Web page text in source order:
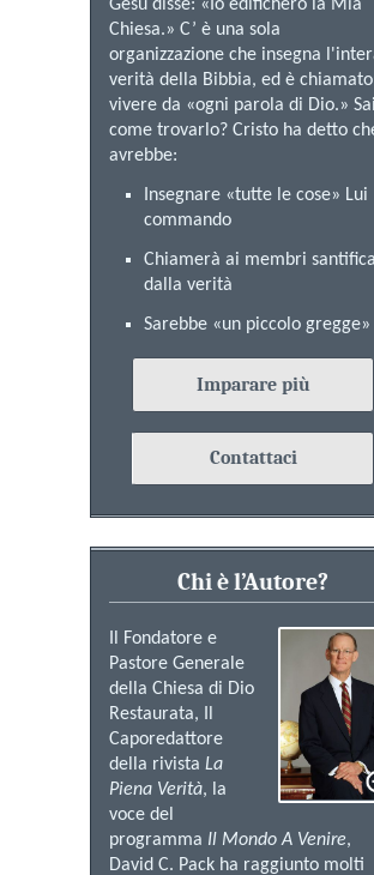
Gesù disse: «Io edificherò la Mia
Chiesa.» C’ è una sola
organizzazione che insegna
verità della Bibbia, ed è
vivere da «ogni parola di Dio.» Sai
come trovarlo? Cristo ha detto
avrebbe:
Insegnare «tutte le cose» Lui
commando
Chiamerà ai membri
dalla verità
Sarebbe «un piccolo gregge»
Imparare più
Contattaci
Chi è l’Autore?
Il Fondatore e
Pastore Generale
della Chiesa di Dio
Restaurata, Il
Caporedattore
della rivista La
Piena Verità, la
voce del
programma Il Mondo A Venire,
David C. Pack ha raggiunto molti